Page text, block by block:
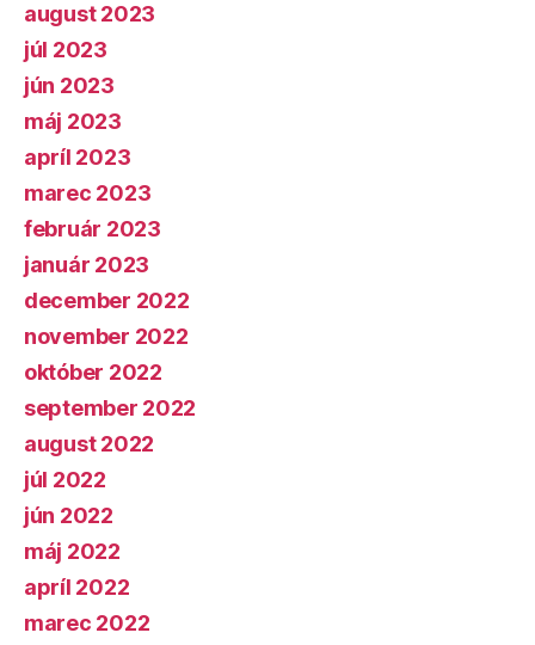
august 2023
júl 2023
jún 2023
máj 2023
apríl 2023
marec 2023
február 2023
január 2023
december 2022
november 2022
október 2022
september 2022
august 2022
júl 2022
jún 2022
máj 2022
apríl 2022
marec 2022